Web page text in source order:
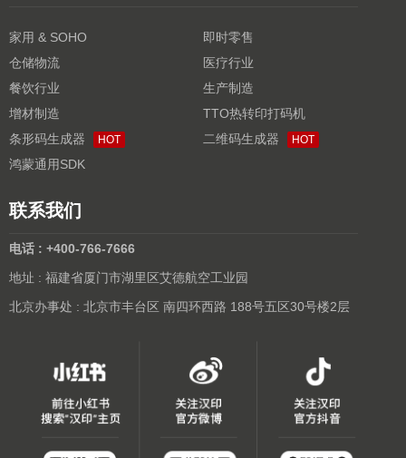
家用 & SOHO
即时零售
仓储物流
医疗行业
餐饮行业
生产制造
增材制造
TTO热转印打码机
条形码生成器
HOT 二维码生成器 HOT
鸿蒙通用SDK
联系我们
电话 : +400-766-7666
地址 : 福建省厦门市湖里区艾德航空工业园
北京办事处 : 北京市丰台区 南四环西路 188号五区30号楼2层